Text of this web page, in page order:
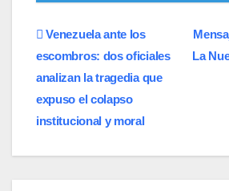
Navegación
de
entradas
La
Venezuela ante los
escombros: dos oficiales
analizan la tragedia que
expuso el colapso
institucional y moral